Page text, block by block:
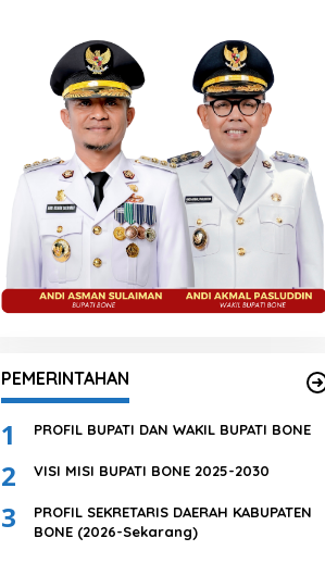
PEMERINTAHAN
1 PROFIL BUPATI DAN WAKIL BUPATI BONE
2 VISI MISI BUPATI BONE 2025-2030
3
PROFIL SEKRETARIS DAERAH KABUPATEN
BONE (2026-Sekarang)